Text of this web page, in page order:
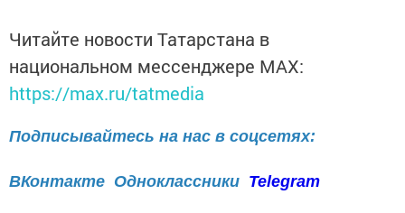
Читайте новости Татарстана в
национальном мессенджере MАХ:
https://max.ru/tatmedia
Подписывайтесь на нас в соцсетях:
ВКонтакте Одноклассники Telegram